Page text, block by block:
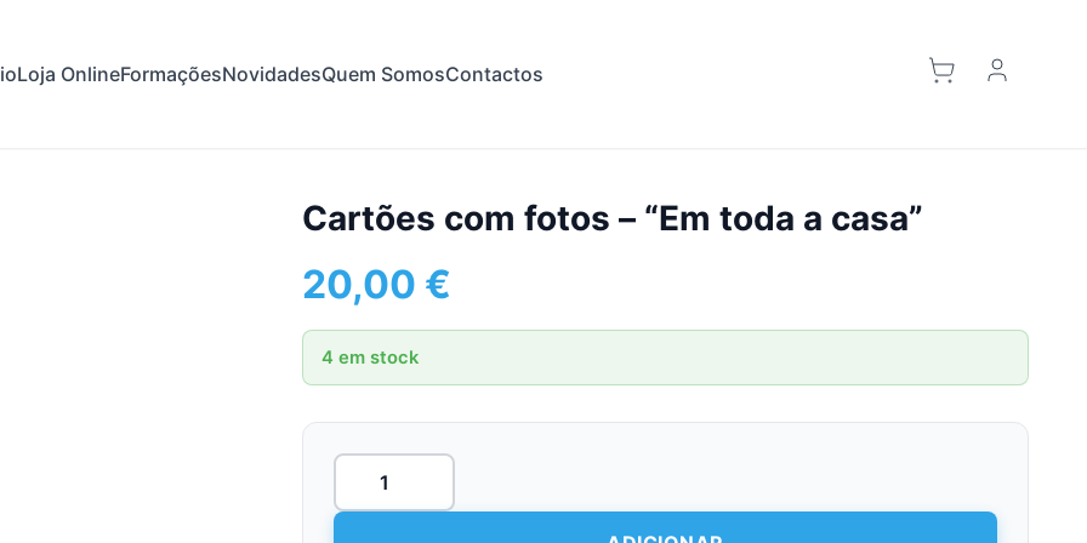
Loja OnlineFormaçõesNovidadesQuem SomosContactos
Cartões com fotos – “Em toda a casa”
20,00 €
4 em stock
Quantidade
Cartões